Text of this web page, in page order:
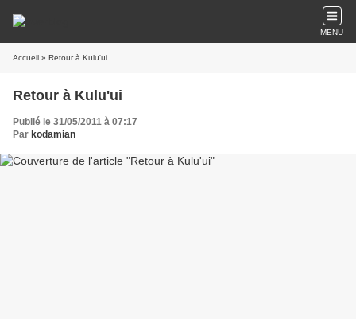
MENU
Accueil » Retour à Kulu'ui
Retour à Kulu'ui
Publié le 31/05/2011 à 07:17
Par kodamian